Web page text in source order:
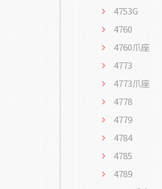
4753G
4760
4760爪座
4773
4773爪座
4778
4779
4784
4785
4789